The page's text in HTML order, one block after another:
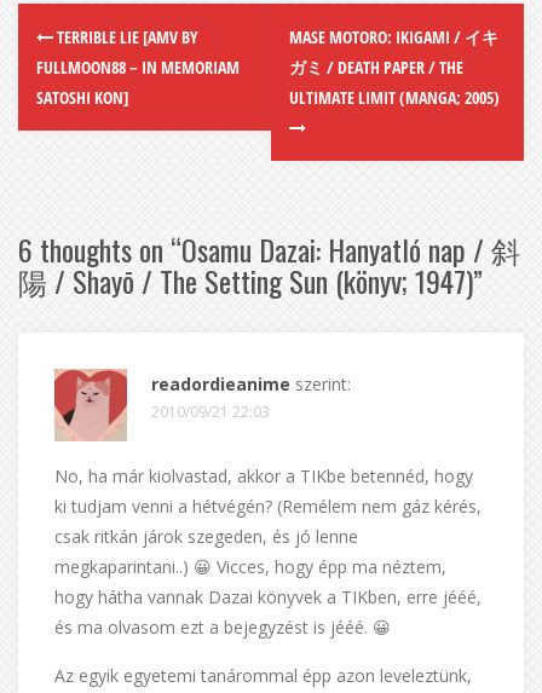
TERRIBLE LIE [AMV BY
FULLMOON88 – IN MEMORIAM
SATOSHI KON]
MASE MOTORO: IKIGAMI / イキ
ガミ / DEATH PAPER / THE
ULTIMATE LIMIT (MANGA; 2005)
6 thoughts on “Osamu Dazai: Hanyatló nap / 斜
陽 / Shayō / The Setting Sun (könyv; 1947)”
readordieanime szerint:
2010/09/21 22:03
No, ha már kiolvastad, akkor a TIKbe betennéd, hogy
ki tudjam venni a hétvégén? (Remélem nem gáz kérés,
csak ritkán járok szegeden, és jó lenne
megkaparintani..) 😀 Vicces, hogy épp ma néztem,
hogy hátha vannak Dazai könyvek a TIKben, erre jééé,
és ma olvasom ezt a bejegyzést is jééé. 😀
Az egyik egyetemi tanárommal épp azon leveleztünk,